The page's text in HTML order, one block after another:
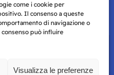
come i cookie per
Il consenso a queste
di navigazione o
può influire
Visualizza le preferenze